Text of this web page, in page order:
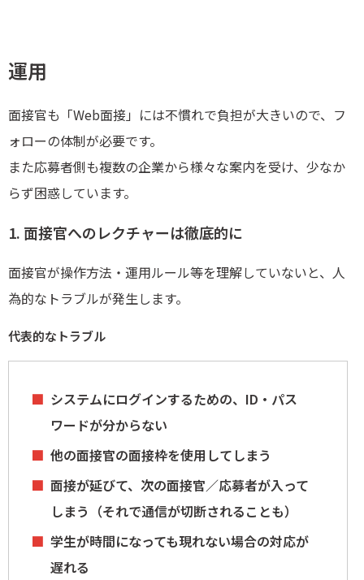
運用
面接官も「Web面接」には不慣れで負担が大きいので、フ
ォローの体制が必要です。
また応募者側も複数の企業から様々な案内を受け、少なか
らず困惑しています。
1. 面接官へのレクチャーは徹底的に
面接官が操作方法・運用ルール等を理解していないと、人
為的なトラブルが発生します。
代表的なトラブル
システムにログインするための、ID・パス
ワードが分からない
他の面接官の面接枠を使用してしまう
面接が延びて、次の面接官／応募者が入って
しまう（それで通信が切断されることも）
学生が時間になっても現れない場合の対応が
遅れる